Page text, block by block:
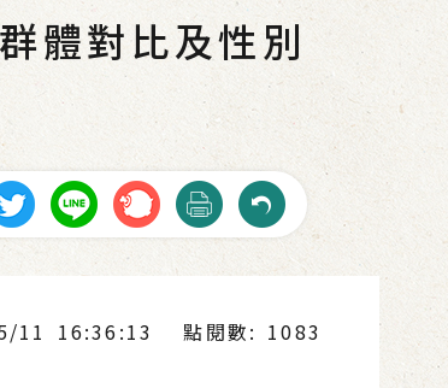
體對比及性別
11 16:36:13 點閱數: 1083